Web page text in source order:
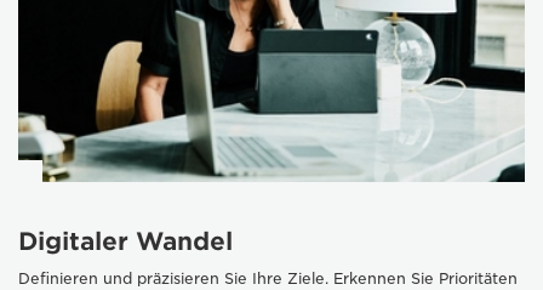
Digitaler Wandel
Definieren und präzisieren Sie Ihre Ziele. Erkennen Sie Prioritäten